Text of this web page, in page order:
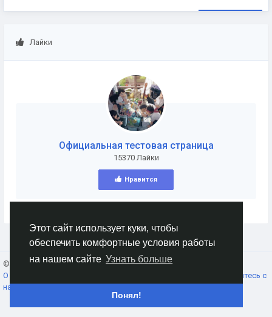
Этот сайт использует куки, чтобы
обеспечить комфортные условия работы
на нашем сайте Узнать больше
Понял!
Лайки
Официальная тестовая страница
15370 Лайки
Нравится
© 2026 AnimeSocial.SU - Первая аниме сеть!
О нас
Свяжитесь с
нами